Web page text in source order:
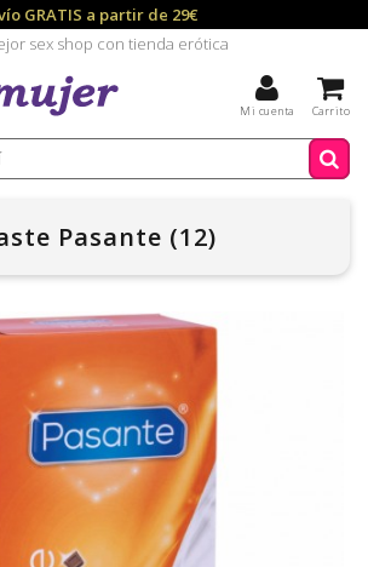
GRATIS a partir de 29€
sex shop con tienda erótica
Carrito
Mi cuenta
Pasante (12)